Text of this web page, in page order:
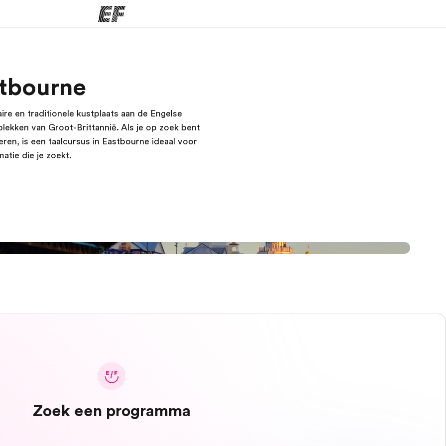
we doen Vind een kantoor
en traditionele kustplaats aan de Engelse
van Groot-Brittannië. Als je op zoek bent
is een taalcursus in Eastbourne ideaal voor
die je zoekt.
Zoek een programma